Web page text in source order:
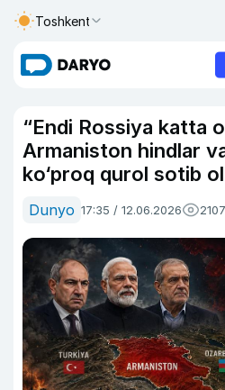
Toshkent
“Endi Rossiya katta
Armaniston hindlar
ko‘proq qurol sotib
Dunyo 17:35 / 12.06.2026